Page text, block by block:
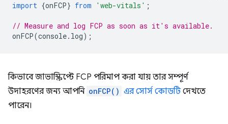
import {onFCP} from 'web-vitals' ;
// Measure and log FCP as soon as it's available.
onFCP(console. log);
কিভাবে জাভাস্ক্রিপ্টে FCP পরিমাপ করা যায় তার সম্পূর্ণ
উদাহরণের জন্য আপনি onFCP() এর সোর্স কোডটিদেখতে
পারেন।